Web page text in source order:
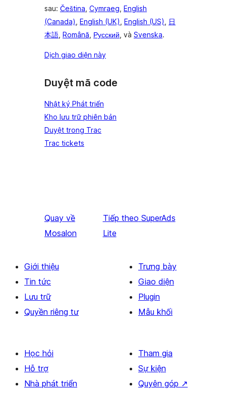
sau: Čeština, Cymraeg, English
(Canada), English (UK), English (US), 日
本語, Română, Русский, và Svenska.
Dịch giao diện này
Duyệt mã code
Nhật ký Phát triển
Kho lưu trữ phiên bản
Duyệt trong Trac
Trac tickets
Quay về
Mosalon
Tiếp theo SuperAds
Lite
Giới thiệu
Tin tức
Lưu trữ
Quyền riêng tư
Trưng bày
Giao diện
Plugin
Mẫu khối
Học hỏi
Hỗ trợ
Nhà phát triển
Tham gia
Sự kiện
Quyên góp ↗